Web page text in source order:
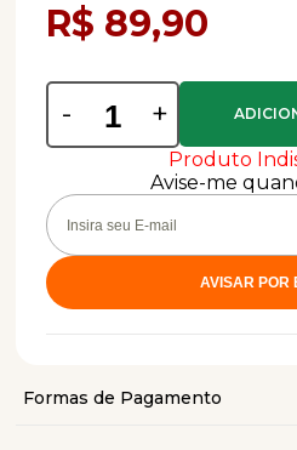
R$ 89,90
- +
Produto
Avise-me